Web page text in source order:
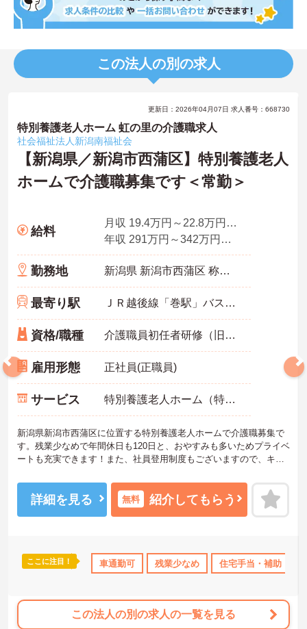
この法人の別の求人
無資格OK 年間休日110日以上 研修制度あり 社会保険完備
更新日：2026年04月07日 求人番号：668730
特別養護老人ホーム 虹の里の介護職求人
社会福祉法人新潟南福祉会
【新潟県／新潟市西蒲区】特別養護老人
ホームで介護職募集です＜常勤＞
給料
月収 19.4万円～22.8万円程度（諸手当込み）
年収 291万円～342万円程度（諸手当込み）
勤務地 新潟県 新潟市西蒲区 称名825番地
最寄り駅 ＪＲ越後線「巻駅」バス・車15分
資格/職種 介護職員初任者研修（旧ホームヘルパー2級） 普通自動車運転免許（AT限定可能）
雇用形態 正社員(正職員)
サービス 特別養護老人ホーム（特養）
新潟県新潟市西蒲区に位置する特別養護老人ホームで介護職募集で
す。残業少なめで年間休日も120日と、おやすみも多いためプライベ
ートも充実できます！また、社員登用制度もございますので、キャ
ポイントなど、さらに詳細をお話致しますのでお気軽にご相談くだ
さい。
詳細を見る 無料 紹介してもらう
ここに注目！ 車通勤可 残業少なめ 住宅手当・補助
この法人の別の求人の一覧を見る